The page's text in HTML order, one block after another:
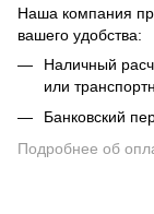
Наша компания
вашего удобства:
Наличный
или
Банковский
Подробнее об